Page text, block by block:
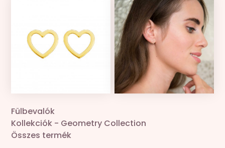
Fülbevalók
Kollekciók - Geometry Collection
Összes termék